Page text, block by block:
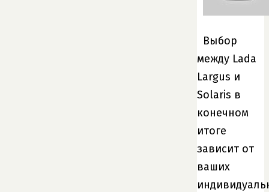
Выбор
между Lada
Largus и
Solaris в
конечном
итоге
зависит от
ваших